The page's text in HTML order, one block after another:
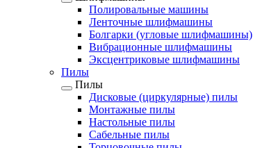
Полировальные машины
Ленточные шлифмашины
Болгарки (угловые шлифмашины)
Вибрационные шлифмашины
Эксцентриковые шлифмашины
Пилы
Пилы
Дисковые (циркулярные) пилы
Монтажные пилы
Настольные пилы
Сабельные пилы